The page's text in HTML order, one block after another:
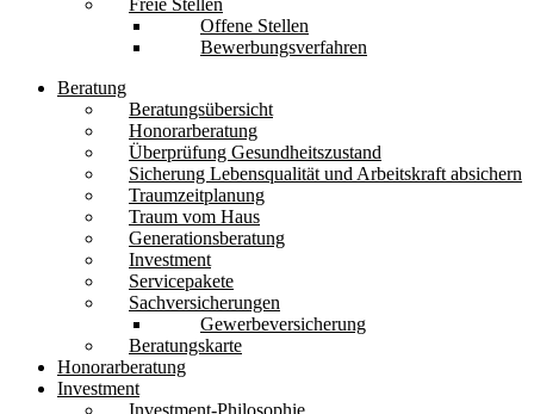
Freie Stellen
Offene Stellen
Bewerbungsverfahren
Beratung
Beratungsübersicht
Honorarberatung
Überprüfung Gesundheitszustand
Sicherung Lebensqualität und Arbeitskraft absichern
Traumzeitplanung
Traum vom Haus
Generationsberatung
Investment
Servicepakete
Sachversicherungen
Gewerbeversicherung
Beratungskarte
Honorarberatung
Investment
Investment-Philosophie